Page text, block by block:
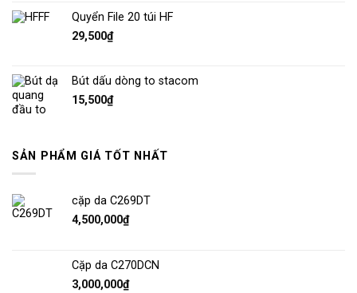
Quyển File 20 túi HF
29,500₫
Bút dấu dòng to stacom
15,500₫
SẢN PHẨM GIÁ TỐT NHẤT
cặp da C269DT
4,500,000₫
Cặp da C270DCN
3,000,000₫